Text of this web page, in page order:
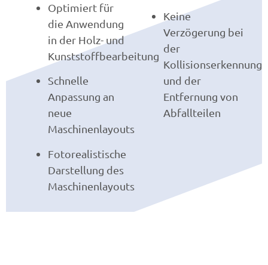
Optimiert für
die Anwendung
in der Holz- und
Kunststoffbearbeitung
Schnelle
Anpassung an
neue
Maschinenlayouts
Fotorealistische
Darstellung des
Maschinenlayouts
Keine
Verzögerung bei
der
Kollisionserkennung
und der
Entfernung von
Abfallteilen